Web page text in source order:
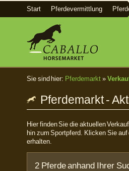
Start Pferdevermittlung
Sie sind hier: Pferdemarkt »
Pferdemarkt -
Hier finden Sie die aktuellen
hin zum Sportpferd. Klicken Sie
erhalten.
2 Pferde anhand Ihrer